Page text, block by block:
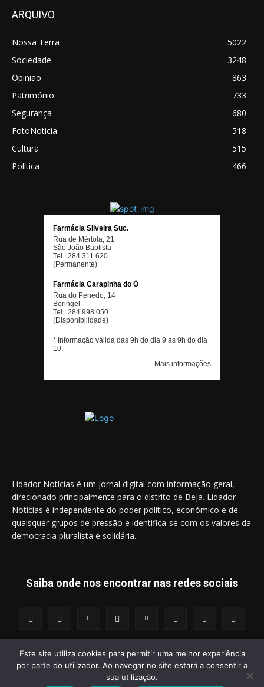
ARQUIVO
Nossa Terra
5022
Sociedade
3248
Opinião
863
Património
733
Segurança
680
FotoNoticia
518
Cultura
515
Política
466
Lidador Notícias é um jornal digital com informação geral,
direcionado principalmente para o distrito de Beja. Lidador
Notícias é independente do poder político, económico e de
quaisquer grupos de pressão e identifica-se com os valores da
democracia pluralista e solidária.
Saiba onde nos encontrar nas redes sociais
© 2014 - 2025 Lidador Notícias. | Todos os Direitos Reservados.
Este site utiliza cookies para permitir uma melhor experiência
por parte do utilizador. Ao navegar no site estará a consentir a
sua utilização.